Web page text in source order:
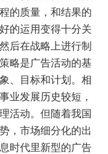
的质量，和结果的
的运用变得十分关
后在战略上进行制
略是广告活动的基
、目标和计划。相
业发展历史较短，
活动。但随着我国
，市场细分化的出
时代里新型的广告